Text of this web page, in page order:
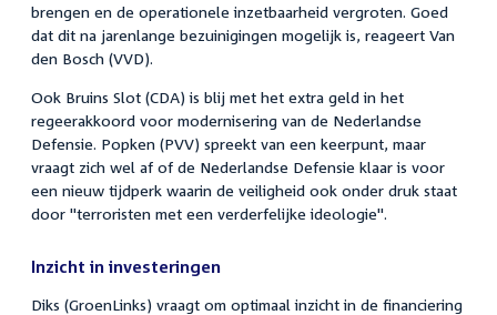
brengen en de operationele inzetbaarheid vergroten. Goed
dat dit na jarenlange bezuinigingen mogelijk is, reageert Van
den Bosch (VVD).
Ook Bruins Slot (CDA) is blij met het extra geld in het
regeerakkoord voor modernisering van de Nederlandse
Defensie. Popken (PVV) spreekt van een keerpunt, maar
vraagt zich wel af of de Nederlandse Defensie klaar is voor
een nieuw tijdperk waarin de veiligheid ook onder druk staat
door "terroristen met een verderfelijke ideologie".
Inzicht in investeringen
Diks (GroenLinks) vraagt om optimaal inzicht in de financiering